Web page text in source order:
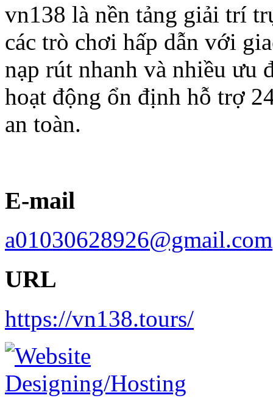
vn138 là nền tảng giải trí
các trò chơi hấp dẫn với
nạp rút nhanh và nhiều ưu
hoạt động ổn định hỗ trợ
an toàn.
E-mail
a01030628926@gmail.com
URL
https://vn138.tours/